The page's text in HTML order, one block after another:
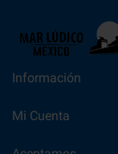
Información
Mi Cuenta